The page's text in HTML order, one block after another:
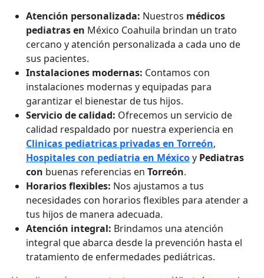
Atención personalizada: Nuestros médicos
pediatras en México Coahuila brindan un trato
cercano y atención personalizada a cada uno de
sus pacientes.
Instalaciones modernas: Contamos con
instalaciones modernas y equipadas para
garantizar el bienestar de tus hijos.
Servicio de calidad: Ofrecemos un servicio de
calidad respaldado por nuestra experiencia en
Clinicas pediatricas privadas en Torreón,
Hospitales con pediatria en Méxicoy Pediatras
con buenas referencias en Torreón.
Horarios flexibles: Nos ajustamos a tus
necesidades con horarios flexibles para atender a
tus hijos de manera adecuada.
Atención integral: Brindamos una atención
integral que abarca desde la prevención hasta el
tratamiento de enfermedades pediátricas.